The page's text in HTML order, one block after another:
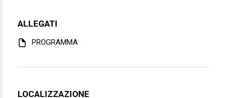
Tecnico sanitario laboratorio biomedico
ALLEGATI
PROGRAMMA
LOCALIZZAZIONE